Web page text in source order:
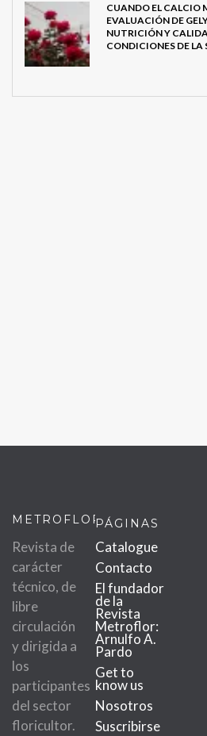
CUANDO EL CALCIO
EVALUACIÓN DE
NUTRICIÓN Y
CONDICIONES DE
METROFLOR
Revista de
carácter
técnico, de
libre
circulación
y dirigida a
los
participantes
del sector
floricultor.
PÁGINAS
Catalogue
Contacto
El fundador
de la
Revista
Metroflor:
Arnulfo A.
Pardo
Get to
know us
Nosotros
Suscribirse